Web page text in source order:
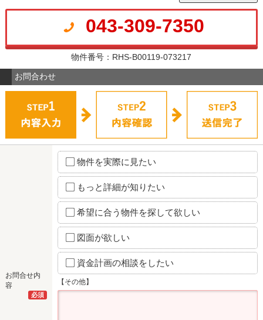
043-309-7350
物件番号：RHS-B00119-073217
お問合わせ
お問合せ内
容
必須
物件を実際に見たい
もっと詳細が知りたい
希望に合う物件を探して欲しい
図面が欲しい
資金計画の相談をしたい
【その他】